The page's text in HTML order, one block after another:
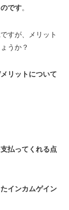
です。
すが、メリット
うか？
リットについて
払ってくれる点
インカムゲイン